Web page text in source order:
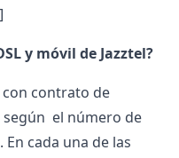
y móvil de Jazztel?
con contrato de
el número de
cada una de las